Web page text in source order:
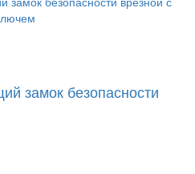
замок безопасности